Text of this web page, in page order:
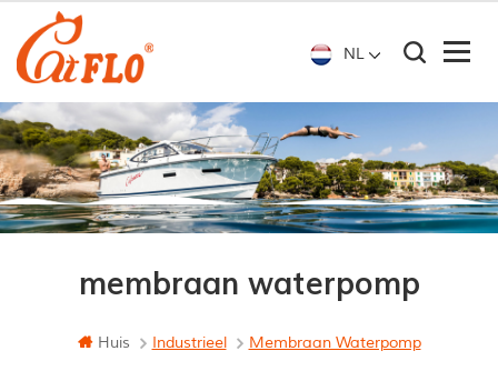
NL
membraan waterpomp
Huis Industrieel Membraan Waterpomp